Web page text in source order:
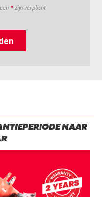
* zijn verplicht
NAAR